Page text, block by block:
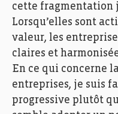
cette fragmentation
Lorsqu’elles sont
valeur, les
claires et
En ce qui concerne
entreprises, je suis
progressive plutôt